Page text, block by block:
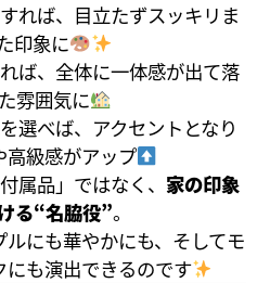
れば、目立たずスッキリま
印象に
ば、全体に一体感が出て落
雰囲気に
選べば、アクセントとなり
高級感がアップ
属品」ではなく、 家の印象
る“名脇役”。
にも華やかにも、そしてモ
も演出できるのです